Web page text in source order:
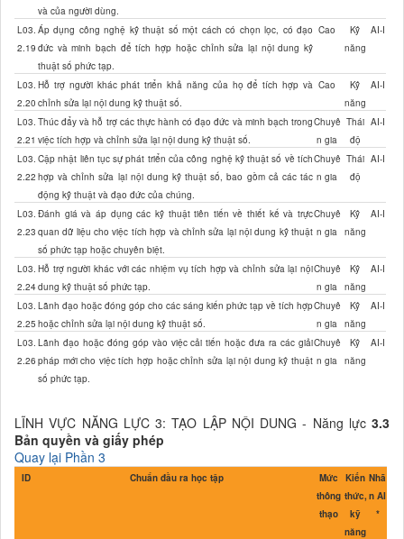
và của người dùng.
L03.
2.19
Áp dụng công nghệ kỹ thuật số một cách có chọn lọc, có đạo
đức và minh bạch để tích hợp hoặc chỉnh sửa lại nội dung kỹ
thuật số phức tạp.
Cao
Kỹ
năng
AI-I
L03.
2.20
Hỗ trợ người khác phát triển khả năng của họ để tích hợp và
chỉnh sửa lại nội dung kỹ thuật số.
Cao
Kỹ
năng
AI-I
L03.
2.21
Thúc đẩy và hỗ trợ các thực hành có đạo đức và minh bạch trong
việc tích hợp và chỉnh sửa lại nội dung kỹ thuật số.
Chuyê
n gia
Thái
độ
AI-I
L03.
2.22
Cập nhật liên tục sự phát triển của công nghệ kỹ thuật số về tích
hợp và chỉnh sửa lại nội dung kỹ thuật số, bao gồm cả các tác
động kỹ thuật và đạo đức của chúng.
Chuyê
n gia
Thái
độ
AI-I
L03.
2.23
Đánh giá và áp dụng các kỹ thuật tiên tiến về thiết kế và trực
quan dữ liệu cho việc tích hợp và chỉnh sửa lại nội dung kỹ thuật
số phức tạp hoặc chuyên biệt.
Chuyê
n gia
Kỹ
năng
AI-I
L03.
2.24
Hỗ trợ người khác với các nhiệm vụ tích hợp và chỉnh sửa lại nội
dung kỹ thuật số phức tạp.
Chuyê
n gia
Kỹ
năng
AI-I
L03.
2.25
Lãnh đạo hoặc đóng góp cho các sáng kiến phức tạp về tích hợp
hoặc chỉnh sửa lại nội dung kỹ thuật số.
Chuyê
n gia
Kỹ
năng
AI-I
L03.
2.26
Lãnh đạo hoặc đóng góp vào việc cải tiến hoặc đưa ra các giải
pháp mới cho việc tích hợp hoặc chỉnh sửa lại nội dung kỹ thuật
số phức tạp.
Chuyê
n gia
Kỹ
năng
AI-I
LĨNH VỰC NĂNG LỰC 3: TẠO LẬP NỘI DUNG - Năng lực 3.3
Bản quyền và giấy phép
Quay lại Phần 3
ID Chuẩn đầu ra học tập
Mức
thông
thạo
Kiến
thức,
kỹ
năng
Nhã
n AI
*